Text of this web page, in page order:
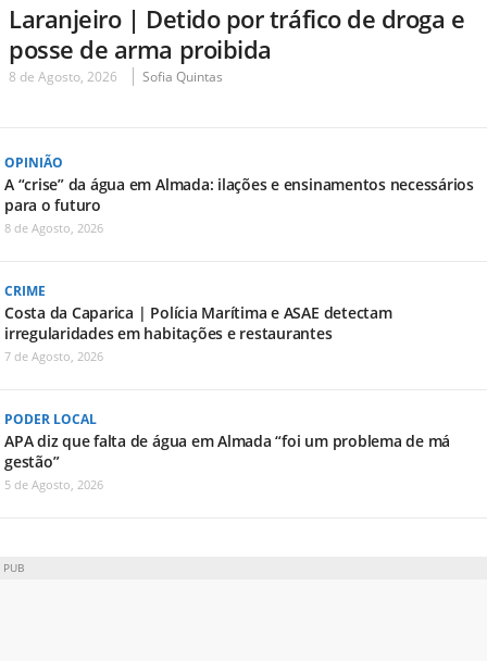
Laranjeiro | Detido por tráfico de droga e
posse de arma proibida
8 de Agosto, 2026 Sofia Quintas
OPINIÃO
A “crise” da água em Almada: ilações e ensinamentos necessários
para o futuro
8 de Agosto, 2026
CRIME
Costa da Caparica | Polícia Marítima e ASAE detectam
irregularidades em habitações e restaurantes
7 de Agosto, 2026
PODER LOCAL
APA diz que falta de água em Almada “foi um problema de má
gestão”
5 de Agosto, 2026
PUB